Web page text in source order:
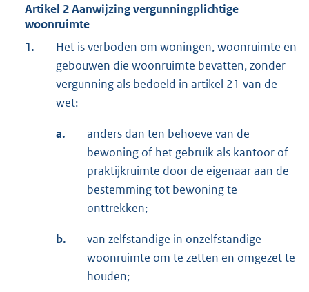
Artikel 2 Aanwijzing vergunningplichtige
woonruimte
1.
Het is verboden om woningen, woonruimte en
gebouwen die woonruimte bevatten, zonder
vergunning als bedoeld in artikel 21 van de
wet:
a.
anders dan ten behoeve van de
bewoning of het gebruik als kantoor of
praktijkruimte door de eigenaar aan de
bestemming tot bewoning te
onttrekken;
b.
van zelfstandige in onzelfstandige
woonruimte om te zetten en omgezet te
houden;